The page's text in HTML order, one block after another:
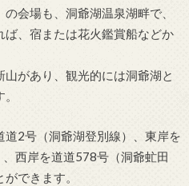
会場も、洞爺湖温泉湖畔で、
、宿または花火鑑賞船などか
があり、観光的には洞爺湖と
2号（洞爺湖登別線）、東岸を
西岸を道道578号（洞爺虻田
できます。